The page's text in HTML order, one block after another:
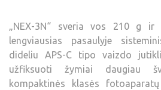
„NEX-3N“ sveria vos 210 g ir
lengviausias pasaulyje
dideliu APS-C tipo vaizdo
užfiksuoti žymiai daugiau
kompaktinės klasės